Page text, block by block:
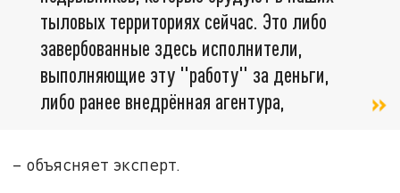
тыловых территориях сейчас. Это либо
завербованные здесь исполнители,
выполняющие эту "работу" за деньги,
либо ранее внедрённая агентура,
– объясняет эксперт.